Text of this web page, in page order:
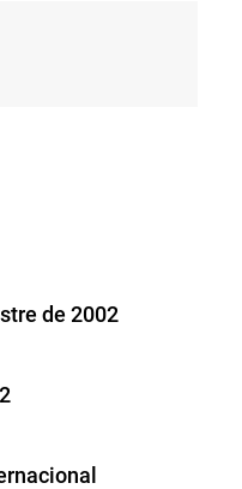
de 2002